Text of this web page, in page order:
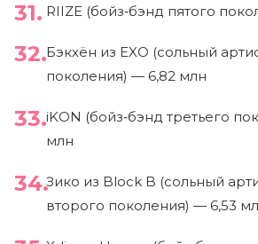
RIIZE (бойз‑бэнд пятого
Бэкхён из EXO (сольный
поколения) — 6,82 млн
iKON (бойз‑бэнд третьего
млн
Зико из Block B (сольный
второго поколения) — 6,53